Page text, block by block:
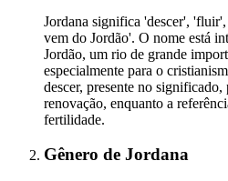
Jordana significa 'descer',
vem do Jordão'. O nome está
Jordão, um rio de grande
especialmente para o
descer, presente no
renovação, enquanto a
fertilidade.
Gênero de Jordana